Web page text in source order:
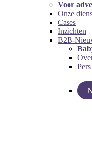
Voor
Onze
Cases
Inzichten
B2B-
Pers